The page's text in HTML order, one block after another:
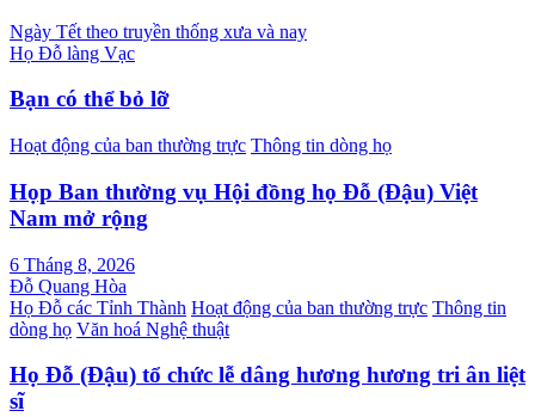
Điều
hướng
bài
viết
Ngày Tết theo truyền thống xưa và nay
Họ Đỗ làng Vạc
Bạn có thể bỏ lỡ
Hoạt động của ban thường trực Thông tin dòng họ
Họp Ban thường vụ Hội đồng họ Đỗ (Đậu) Việt
Nam mở rộng
6 Tháng 8, 2026
Đỗ Quang Hòa
Họ Đỗ các Tỉnh Thành Hoạt động của ban thường trực Thông tin
dòng họ Văn hoá Nghệ thuật
Họ Đỗ (Đậu) tổ chức lễ dâng hương hương tri ân liệt
sĩ